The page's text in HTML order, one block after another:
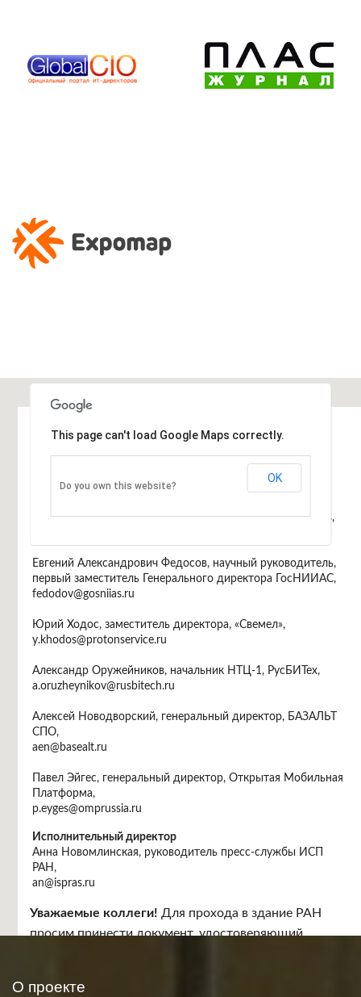
This page can't load Google Maps correctly.
Do you own this website?
OK
Программный комитет
arut@ispras.ru
Дмитрий Завалишин, генеральный директор DZ Systems,
Евгений Александрович Федосов, научный руководитель,
первый заместитель Генерального директора ГосНИИАС,
fedodov@gosniias.ru
Юрий Ходос, заместитель директора, «Свемел»,
y.khodos@protonservice.ru
Александр Оружейников, начальник НТЦ-1, РусБИТех,
a.oruzheynikov@rusbitech.ru
Алексей Новодворский, генеральный директор, БАЗАЛЬТ
СПО,
aen@basealt.ru
Павел Эйгес, генеральный директор, Открытая Мобильная
Платформа,
p.eyges@omprussia.ru
Исполнительный директор
Анна Новомлинская, руководитель пресс-службы ИСП
РАН,
an@ispras.ru
Место проведения
Уважаемые коллеги! Для прохода в здание РАН
просим принести документ, удостоверяющий
О проекте